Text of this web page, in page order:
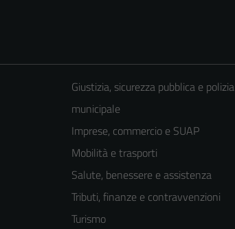
Giustizia, sicurezza pubblica e polizia
municipale
Imprese, commercio e SUAP
Mobilità e trasporti
Salute, benessere e assistenza
Tributi, finanze e contravvenzioni
Turismo